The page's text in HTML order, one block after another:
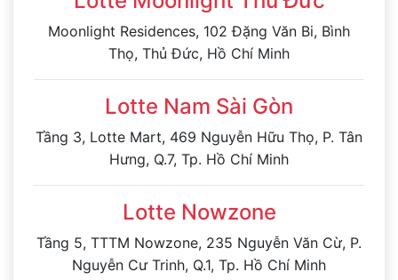
Moonlight Residences, 102 Đặng Văn Bi, Bình
Thọ, Thủ Đức, Hồ Chí Minh
Lotte Nam Sài Gòn
Tầng 3, Lotte Mart, 469 Nguyễn Hữu Thọ, P. Tân
Hưng, Q.7, Tp. Hồ Chí Minh
Lotte Nowzone
Tầng 5, TTTM Nowzone, 235 Nguyễn Văn Cừ, P.
Nguyễn Cư Trinh, Q.1, Tp. Hồ Chí Minh